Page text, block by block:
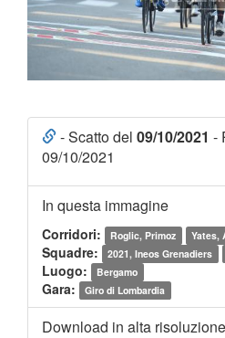
- Scatto del 09/10/2021 -
09/10/2021
In questa immagine
Corridori: Roglic, Primoz Yates,
Squadre: 2021, Ineos Grenadiers
Luogo: Bergamo
Gara: Giro di Lombardia
Download in alta risoluzione